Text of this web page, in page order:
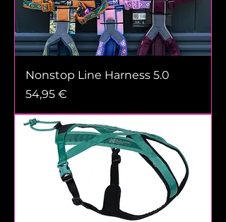
Nonstop Line Harness 5.0
Prix
54,95 €